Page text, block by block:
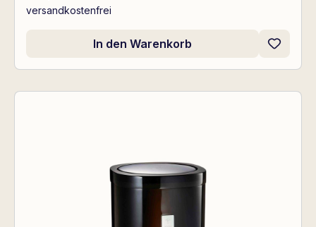
versandkostenfrei
In den Warenkorb